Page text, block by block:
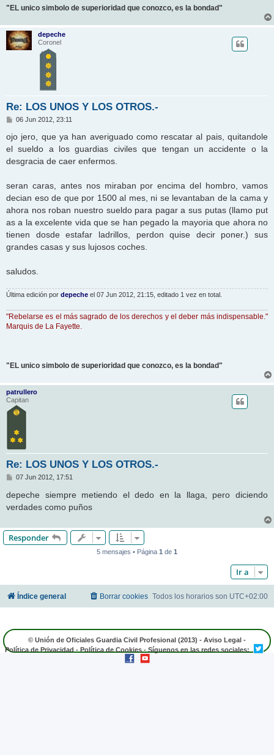
"EL unico simbolo de superioridad que conozco, es la bondad"
depeche
Coronel
Re: LOS UNOS Y LOS OTROS.-
M
n
j
e
06 Jun 2012, 23:11
ojo jero, que ya han averiguado como rescatar al pais, quitandole
el sueldo a los guardias civiles que tengan un accidente o la
desgracia de caer enfermos.
seran caras, antes nos miraban por encima del hombro, vamos
decian eso de que por 1500 al mes, ni se levantaban de la cama y
ahora nos roban nuestro sueldo para pagar a sus putas (llamo put
as a la excelente vida que se han pegado la mayoria que ahora no
tienen dosde estafar ladrillos, perdon quise decir poner.) sus
grandes casas y sus lujosos coches.
saludos.
Última edición por depeche el 07 Jun 2012, 21:15, editado 1 vez en total.
"Rebelarse es el más sagrado de los derechos y el deber más indispensable."
Marquis de La Fayette.
"EL unico simbolo de superioridad que conozco, es la bondad"
patrullero
Capitan
Re: LOS UNOS Y LOS OTROS.-
M
n
s
a
07 Jun 2012, 17:51
depeche siempre metiendo el dedo en la llaga, pero diciendo
verdades como puños
Responder
5 mensajes • Página 1 de 1
Ir a
Índice general Todos los horarios son UTC+02:00
Borrar cookies
© Unión de Oficiales Guardia Civil Profesional (2013) - Aviso Legal -
Política de Privacidad - Política de Cookies - Síguenos en las redes sociales: